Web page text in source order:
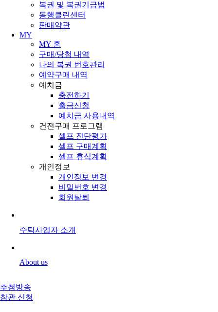
복권 및 복권기금법
동행클린센터
판매약관
MY
MY 홈
구매/당첨 내역
나의 복권 번호관리
예약구매 내역
예치금
충전하기
출금신청
예치금 사용내역
건전구매 프로그램
셀프 진단평가
셀프 구매계획
셀프 휴식계획
개인정보
개인정보 변경
비밀번호 변경
회원탈퇴
수탁사업자 소개
About us
추첨방송
참관 신청